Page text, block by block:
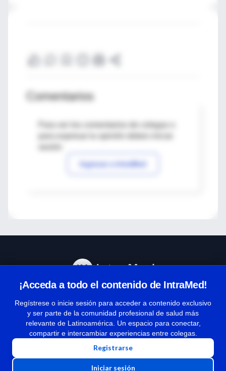
Comentarios
Para ver los comentarios de colegas o
Ingresar a IntraMed
¡Acceda a todo el contenido de IntraMed!
Regístrese o inicie sesión para acceder a contenido exclusivo
y ser parte de la comunidad profesional de salud más
relevante de Latinoamérica. Un espacio para conectar,
compartir e intercambiar experiencias entre colegas.
Registrarse
Iniciar sesión
Términos y condiciones
| Políticas de privacidad
| Todos los derechos reservados | Copyright 1997-2026